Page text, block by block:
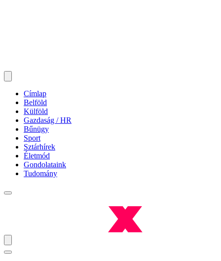
Címlap
Belföld
Külföld
Gazdaság / HR
Bűnügy
Sport
Sztárhírek
Életmód
Gondolataink
Tudomány